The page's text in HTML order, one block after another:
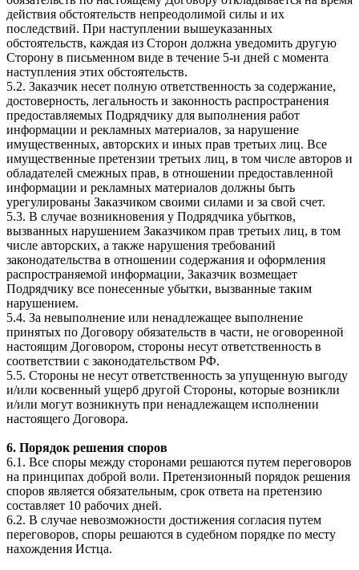
действия обстоятельств непреодолимой силы и их
последствий. При наступлении вышеуказанных
обстоятельств, каждая из Сторон должна уведомить другую
Сторону в письменном виде в течение 5-и дней с момента
наступления этих обстоятельств.
5.2. Заказчик несет полную ответственность за содержание,
достоверность, легальность и законность распространения
предоставляемых Подрядчику для выполнения работ
информации и рекламных материалов, за нарушение
имущественных, авторских и иных прав третьих лиц. Все
имущественные претензии третьих лиц, в том числе авторов и
обладателей смежных прав, в отношении предоставленной
информации и рекламных материалов должны быть
урегулированы Заказчиком своими силами и за свой счет.
5.3. В случае возникновения у Подрядчика убытков,
вызванных нарушением Заказчиком прав третьих лиц, в том
числе авторских, а также нарушения требований
законодательства в отношении содержания и оформления
распространяемой информации, Заказчик возмещает
Подрядчику все понесенные убытки, вызванные таким
нарушением.
5.4. За невыполнение или ненадлежащее выполнение
принятых по Договору обязательств в части, не оговоренной
настоящим Договором, стороны несут ответственность в
соответствии с законодательством РФ.
5.5. Стороны не несут ответственность за упущенную выгоду
и/или косвенный ущерб другой Стороны, которые возникли
и/или могут возникнуть при ненадлежащем исполнении
настоящего Договора.
6. Порядок решения споров
6.1. Все споры между сторонами решаются путем переговоров
на принципах доброй воли. Претензионный порядок решения
споров является обязательным, срок ответа на претензию
составляет 10 рабочих дней.
6.2. В случае невозможности достижения согласия путем
переговоров, споры решаются в судебном порядке по месту
нахождения Истца.